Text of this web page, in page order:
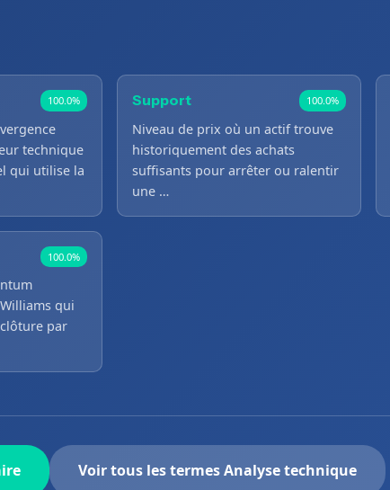
100.0%
technique
qui utilise la
Support 100.0%
Niveau de prix où un actif trouve
historiquement des achats
suffisants pour arrêter ou ralentir
une …
100.0%
qui
par
Voir tous les termes Analyse technique